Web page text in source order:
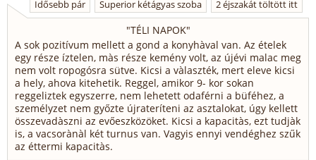
Idősebb pár Superior kétágyas szoba 2 éjszakát töltött itt
"TÉLI NAPOK"
A sok pozitívum mellett a gond a konyhàval van. Az ételek
egy része íztelen, màs része kemény volt, az újévi malac meg
nem volt ropogósra sütve. Kicsi a vàlaszték, mert eleve kicsi
a hely, ahova kitehetik. Reggel, amikor 9- kor sokan
reggeliztek egyszerre, nem lehetett odaférni a büféhez, a
személyzet nem győzte újrateríteni az asztalokat, úgy kellett
összevadàszni az evőeszközöket. Kicsi a kapacitàs, ezt tudjàk
is, a vacsorànàl két turnus van. Vagyis ennyi vendéghez szűk
az éttermi kapacitàs.